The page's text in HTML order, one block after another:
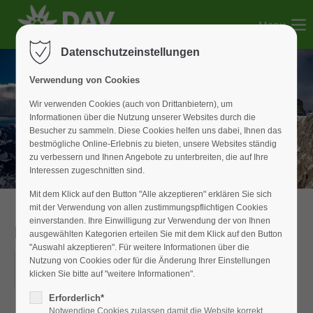
Der Eintrag "offcanvas-col2" existiert leider nicht.
Der Eintrag "offcanvas-col3" existiert leider nicht.
Der Eintrag "offcanvas-col4" existiert leider nicht.
Menu
Rad-Tagestour
22.06.2025
ORT: ROTHSEE
Datenschutzeinstellungen
Verwendung von Cookies
Wir verwenden Cookies (auch von Drittanbietern), um
Informationen über die Nutzung unserer Websites durch die
Besucher zu sammeln. Diese Cookies helfen uns dabei, Ihnen das
bestmögliche Online-Erlebnis zu bieten, unsere Websites ständig
zu verbessern und Ihnen Angebote zu unterbreiten, die auf Ihre
Interessen zugeschnitten sind.
Mit dem Klick auf den Button "Alle akzeptieren" erklären Sie sich
mit der Verwendung von allen zustimmungspflichtigen Cookies
einverstanden. Ihre Einwilligung zur Verwendung der von Ihnen
ausgewählten Kategorien erteilen Sie mit dem Klick auf den Button
"Auswahl akzeptieren". Für weitere Informationen über die
Nutzung von Cookies oder für die Änderung Ihrer Einstellungen
klicken Sie bitte auf "weitere Informationen".
Erforderlich*
Notwendige Cookies zulassen damit die Website korrekt